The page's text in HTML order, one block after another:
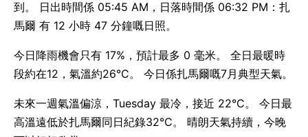
到。 日出時間係 05:45 AM，日落時間係 06:32 PM：扎
馬爾 有 12 小時 47 分鐘嘅日照。
今日降雨機會只有 17%，預計最多 0 毫米。 全日最暖時
段約在12，氣溫約26°C。 今日係扎馬爾嘅7月典型天氣。
未來一週氣溫偏涼，Tuesday 最冷，接近 22°C。 今日最
高溫遠低於扎馬爾同日紀錄32°C。 晴朗天氣持續，今晚